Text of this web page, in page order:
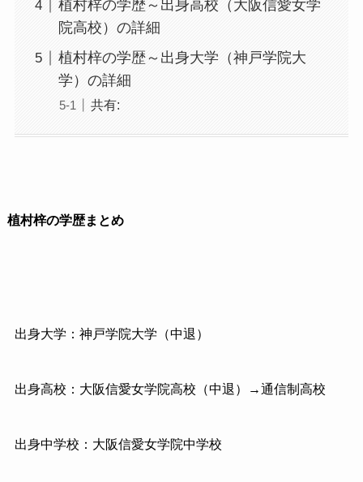
植村梓の学歴～出身高校（大阪信愛女学
院高校）の詳細
植村梓の学歴～出身大学（神戸学院大
学）の詳細
共有:
植村梓の学歴まとめ
出身大学：神戸学院大学（中退）
出身高校：大阪信愛女学院高校（中退）→通信制高校
出身中学校：大阪信愛女学院中学校